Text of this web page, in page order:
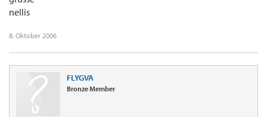
nellis
8. Oktober 2006
FLYGVA
Bronze Member